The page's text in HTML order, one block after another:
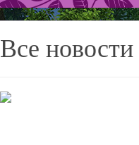
Все новости